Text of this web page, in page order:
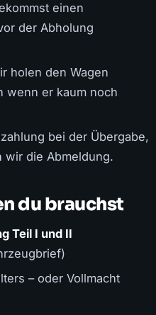
einen
der Abholung
holen den Wagen
wenn er kaum noch
bei der Übergabe,
wir die Abmeldung.
du brauchst
Teil I und II
– oder Vollmacht